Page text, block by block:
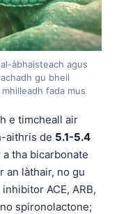
àbhaisteach agus
gu bheil
fada mus
e timcheall air
aithris de 5.1-5.4
tha bicarbonate
an làthair, no gu
ACE, ARB,
spironolactone;